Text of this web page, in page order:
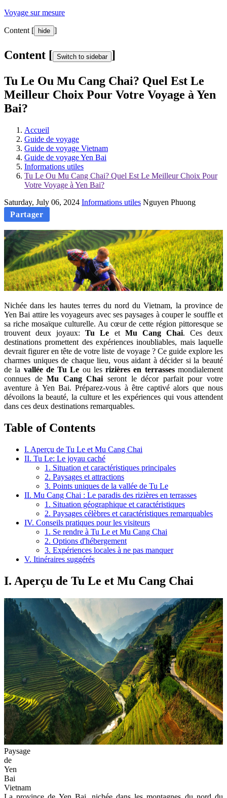
Voyage sur mesure
Content [ hide ]
Content [ Switch to sidebar ]
Tu Le Ou Mu Cang Chai? Quel Est Le
Meilleur Choix Pour Votre Voyage à Yen
Bai?
Accueil
Guide de voyage
Guide de voyage Vietnam
Guide de voyage Yen Bai
Informations utiles
Tu Le Ou Mu Cang Chai? Quel Est Le Meilleur Choix Pour
Votre Voyage à Yen Bai?
Saturday, July 06, 2024 Informations utiles Nguyen Phuong
Partager
Nichée dans les hautes terres du nord du Vietnam, la province de
Yen Bai attire les voyageurs avec ses paysages à couper le souffle et
sa riche mosaïque culturelle. Au cœur de cette région pittoresque se
trouvent deux joyaux:Tu Le et Mu Cang Chai. Ces deux
destinations promettent des expériences inoubliables, mais laquelle
devrait figurer en tête de votre liste de voyage ? Ce guide explore les
charmes uniques de chaque lieu, vous aidant à décider si la beauté
de la vallée de Tu Le ou lesrizières en terrassesmondialement
connues deMu Cang Chai seront le décor parfait pour votre
aventure à Yen Bai. Préparez-vous à être captivé alors que nous
dévoilons la beauté, la culture et les expériences qui vous attendent
dans ces deux destinations remarquables.
Table of Contents
I. Aperçu de Tu Le et Mu Cang Chai
II. Tu Le: Le joyau caché
1. Situation et caractéristiques principales
2. Paysages et attractions
3. Points uniques de la vallée de Tu Le
II. Mu Cang Chai : Le paradis des rizières en terrasses
1. Situation géographique et caractéristiques
2. Paysages célèbres et caractéristiques remarquables
IV. Conseils pratiques pour les visiteurs
1. Se rendre à Tu Le et Mu Cang Chai
2. Options d'hébergement
3. Expériences locales à ne pas manquer
V. Itinéraires suggérés
I. Aperçu de Tu Le et Mu Cang Chai
Paysage
de
Yen
Bai
Vietnam